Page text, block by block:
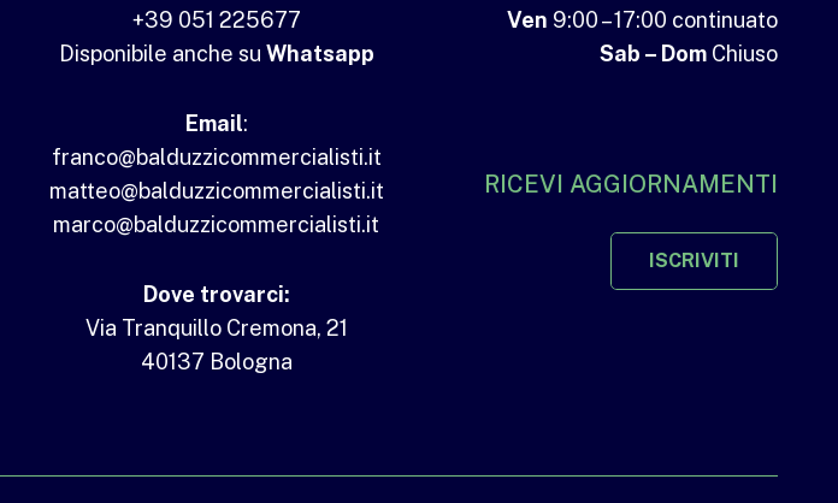
+39 051 225677
Disponibile anche su Whatsapp
Email:
franco@balduzzicommercialisti.it
matteo@balduzzicommercialisti.it
marco@balduzzicommercialisti.it
Dove trovarci:
Via Tranquillo Cremona, 21
40137 Bologna
Ven 9:00 – 17:00 continuato
Sab – Dom Chiuso
RICEVI AGGIORNAMENTI
ISCRIVITI